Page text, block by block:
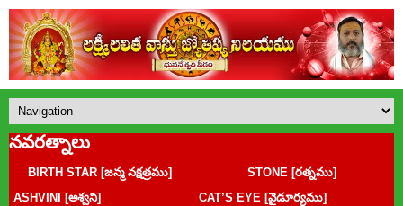
నవరత్నాలు
BIRTH STAR [జన్మ నక్షత్రము]
STONE [రత్నము]
ASHVINI [అశ్వని]
CAT’S EYE [వైడూర్యము]